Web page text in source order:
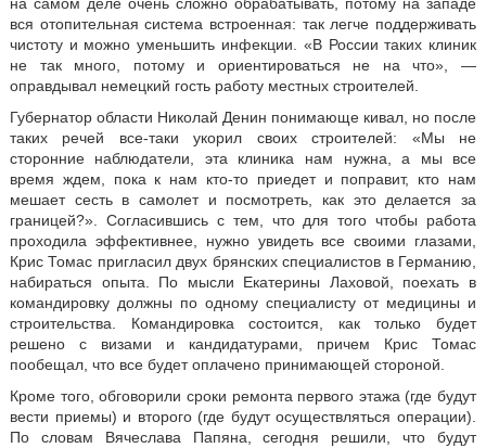
вся отопительная система встроенная: так легче поддерживать
чистоту и можно уменьшить инфекции. «В России таких клиник
не так много, потому и ориентироваться не на что», —
оправдывал немецкий гость работу местных строителей.
Губернатор области Николай Денин понимающе кивал, но после
таких речей все-таки укорил своих строителей: «Мы не
сторонние наблюдатели, эта клиника нам нужна, а мы все
время ждем, пока к нам кто-то приедет и поправит, кто нам
мешает сесть в самолет и посмотреть, как это делается за
границей?». Согласившись с тем, что для того чтобы работа
проходила эффективнее, нужно увидеть все своими глазами,
Крис Томас пригласил двух брянских специалистов в Германию,
набираться опыта. По мысли Екатерины Лаховой, поехать в
командировку должны по одному специалисту от медицины и
строительства. Командировка состоится, как только будет
решено с визами и кандидатурами, причем Крис Томас
пообещал, что все будет оплачено принимающей стороной.
Кроме того, обговорили сроки ремонта первого этажа (где будут
вести приемы) и второго (где будут осуществляться операции).
По словам Вячеслава Папяна, сегодня решили, что будут